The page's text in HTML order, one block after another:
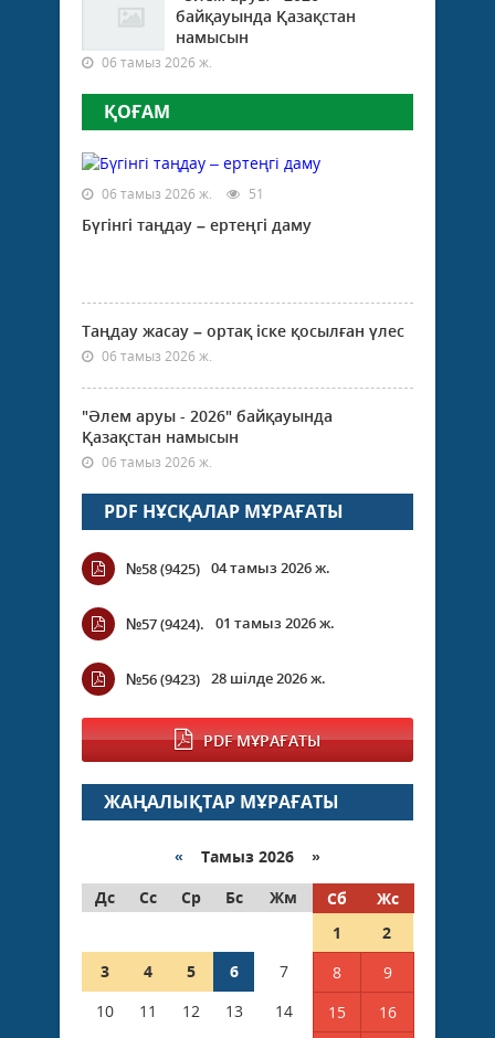
байқауында Қазақстан
намысын
06 тамыз 2026 ж.
ҚОҒАМ
06 тамыз 2026 ж. 51
Бүгінгі таңдау – ертеңгі даму
Таңдау жасау – ортақ іске қосылған үлес
06 тамыз 2026 ж.
"Әлем аруы - 2026" байқауында
Қазақстан намысын
06 тамыз 2026 ж.
PDF НҰСҚАЛАР МҰРАҒАТЫ
№58 (9425) 04 тамыз 2026 ж.
№57 (9424). 01 тамыз 2026 ж.
№56 (9423) 28 шілде 2026 ж.
PDF МҰРАҒАТЫ
ЖАҢАЛЫҚТАР МҰРАҒАТЫ
« Тамыз 2026 »
Дс
Сс Ср Бс Жм Сб
Жс
1
2
3
4 5 6 7 8
9
10
11 12 13 14 15
16